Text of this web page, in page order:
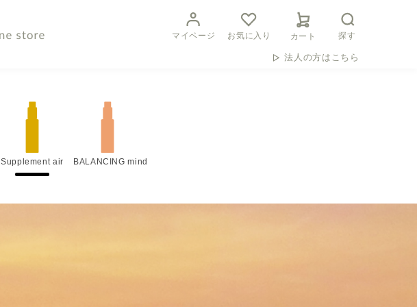
マイページ お気に入り カート 探す
法人の方はこちら
Supplement air BALANCING mind